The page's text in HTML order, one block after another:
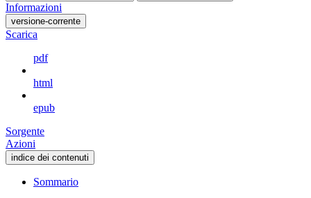
Informazioni
versione-corrente
Scarica
pdf
html
epub
Sorgente
Azioni
indice dei contenuti
Sommario